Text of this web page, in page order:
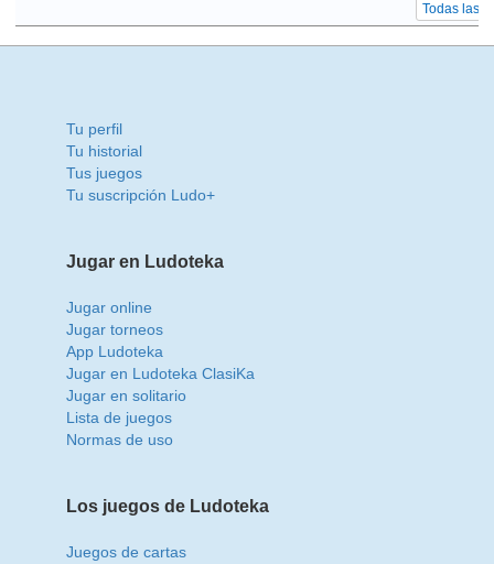
Todas las
Tu perfil
Tu historial
Tus juegos
Tu suscripción Ludo+
Jugar en Ludoteka
Jugar online
Jugar torneos
App Ludoteka
Jugar en Ludoteka ClasiKa
Jugar en solitario
Lista de juegos
Normas de uso
Los juegos de Ludoteka
Juegos de cartas